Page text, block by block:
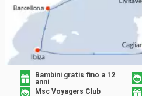
Bambini gratis fino a 12
anni
Msc Voyagers Club